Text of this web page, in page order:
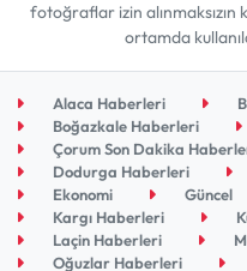
fotoğraflar izin
ortamda
Alaca Haberleri
Boğazkale Haberleri
Çorum Son Dakika
Dodurga Haberleri
Ekonomi
Güncel
Kargı Haberleri
Laçin Haberleri
Oğuzlar Haberleri